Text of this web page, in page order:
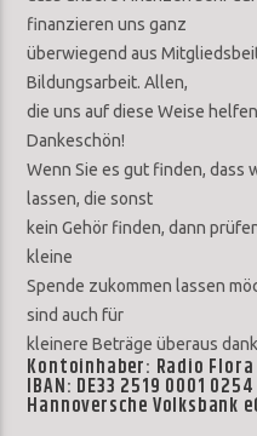
finanzieren uns ganz
überwiegend aus
Bildungsarbeit. Allen,
die uns auf diese Weise
Dankeschön!
Wenn Sie es gut finden, dass
lassen, die sonst
kein Gehör finden, dann
kleine
Spende zukommen lassen
sind auch für
kleinere Beträge überaus
Kontoinhaber: Radio Flora
IBAN: DE33 2519 0001
Hannoversche Volksbank